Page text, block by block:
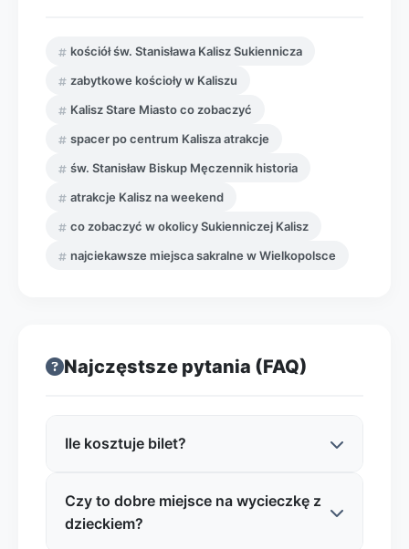
kościół św. Stanisława Kalisz Sukiennicza
zabytkowe kościoły w Kaliszu
Kalisz Stare Miasto co zobaczyć
spacer po centrum Kalisza atrakcje
św. Stanisław Biskup Męczennik historia
atrakcje Kalisz na weekend
co zobaczyć w okolicy Sukienniczej Kalisz
najciekawsze miejsca sakralne w Wielkopolsce
Najczęstsze pytania (FAQ)
Ile kosztuje bilet?
Najczęściej wstęp do kościołów
parafialnych w Polsce jest bezpłatny i nie
Czy to dobre miejsce na wycieczkę z
dzieckiem?